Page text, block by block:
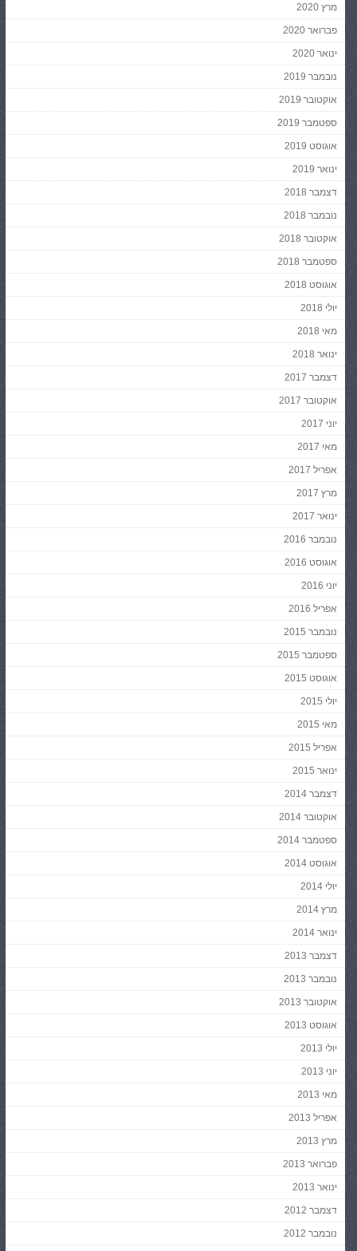
מרץ 2020
פברואר 2020
ינואר 2020
נובמבר 2019
אוקטובר 2019
ספטמבר 2019
אוגוסט 2019
ינואר 2019
דצמבר 2018
נובמבר 2018
אוקטובר 2018
ספטמבר 2018
אוגוסט 2018
יולי 2018
מאי 2018
ינואר 2018
דצמבר 2017
אוקטובר 2017
יוני 2017
מאי 2017
אפריל 2017
מרץ 2017
ינואר 2017
נובמבר 2016
אוגוסט 2016
יוני 2016
אפריל 2016
נובמבר 2015
ספטמבר 2015
אוגוסט 2015
יולי 2015
מאי 2015
אפריל 2015
ינואר 2015
דצמבר 2014
אוקטובר 2014
ספטמבר 2014
אוגוסט 2014
יולי 2014
מרץ 2014
ינואר 2014
דצמבר 2013
נובמבר 2013
אוקטובר 2013
אוגוסט 2013
יולי 2013
יוני 2013
מאי 2013
אפריל 2013
מרץ 2013
פברואר 2013
ינואר 2013
דצמבר 2012
נובמבר 2012